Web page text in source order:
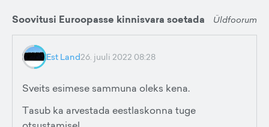
Soovitusi Euroopasse kinnisvara soetada Üldfoorum
Est Land26. juuli 2022 08:28
Sveits esimese sammuna oleks kena.
Tasub ka arvestada eestlaskonna tuge